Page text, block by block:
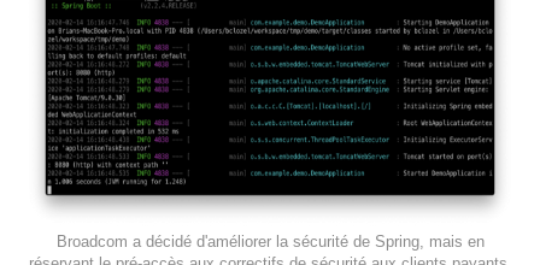
Broadcom a décidé d'améliorer la sécurité de Spring, mais en